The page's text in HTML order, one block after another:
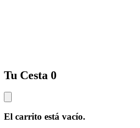
Tu Cesta 0
El carrito está vacío.